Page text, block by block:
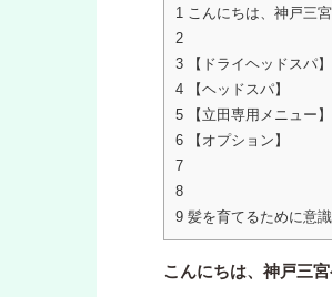
1 こんにちは、神戸三
2
3 【ドライヘッドスパ】
4 【ヘッドスパ】
5 【立田専用メニュー】
6 【オプション】
7
8
9 髪を育てるために意
こんにちは、神戸三